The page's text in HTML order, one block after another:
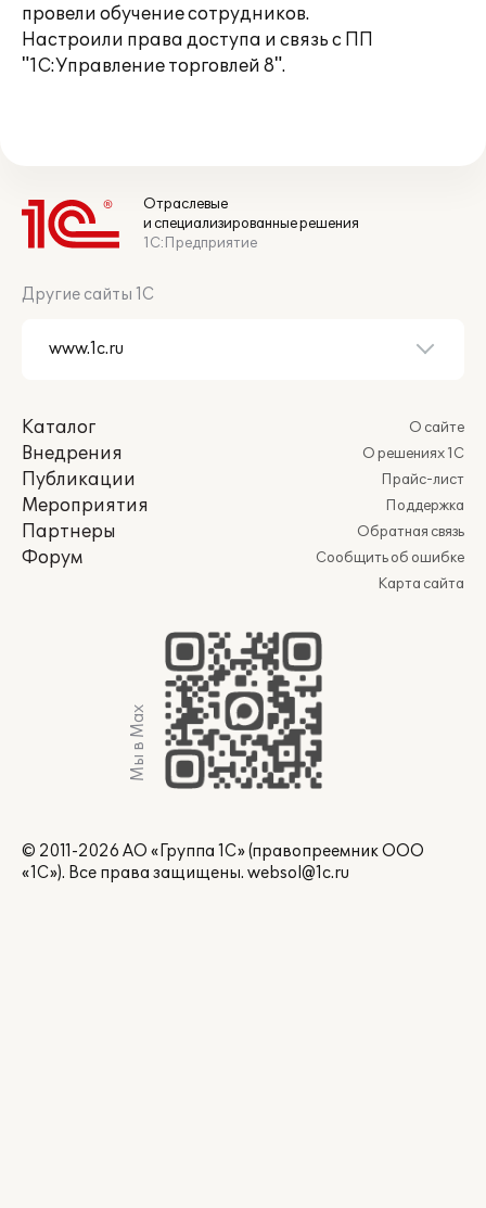
провели обучение сотрудников.
Настроили права доступа и связь с ПП
"1С:Управление торговлей 8".
Отраслевые
и специализированные решения
1С:Предприятие
Другие сайты 1С
Каталог
Внедрения
Публикации
Мероприятия
Партнеры
Форум
О сайте
О решениях 1С
Прайс-лист
Поддержка
Обратная связь
Сообщить об ошибке
Карта сайта
Мы в Max
© 2011-2026 АО «Группа 1С» (правопреемник ООО
«1С»). Все права защищены. websol@1c.ru